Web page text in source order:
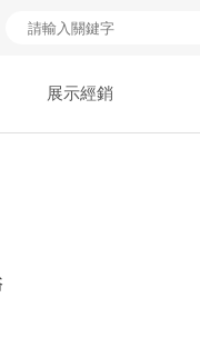
展示經銷